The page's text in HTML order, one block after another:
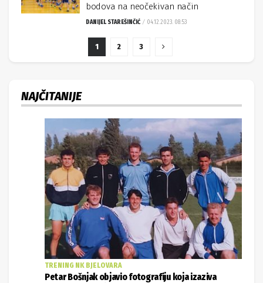
bodova na neočekivan način
DANIJEL STAREŠINČIĆ 04.12.2023. 08:53
1 2 3
NAJČITANIJE
TRENING NK BJELOVARA
Petar Bošnjak objavio fotografiju koja izaziva